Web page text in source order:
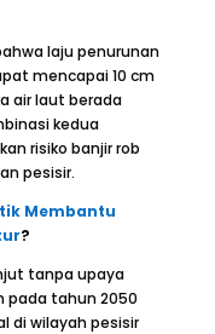
laju penurunan
mencapai 10 cm
air laut berada
kedua
risiko banjir rob
pesisir.
Membantu
?
tanpa upaya
pada tahun 2050
di wilayah pesisir